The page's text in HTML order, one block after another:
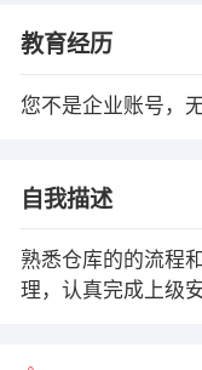
教育经历
您不是企业账号，
自我描述
熟悉仓库的的流程
理，认真完成上级